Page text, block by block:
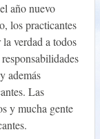
año nuevo
los practicantes
verdad a todos
además
Las
y mucha gente